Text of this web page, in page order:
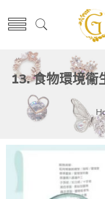
13. 食物環境衞